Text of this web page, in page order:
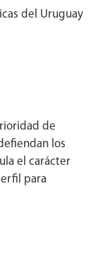
del Uruguay
de
los
el carácter
para